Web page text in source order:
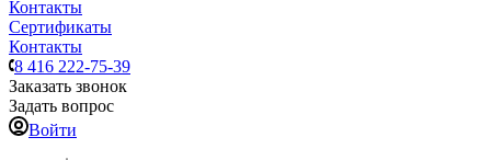
Контакты
Сертификаты
Контакты
8 416 222-75-39
Заказать звонок
Задать вопрос
Войти